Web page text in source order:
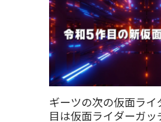
ギーツの次の仮面ラ
目は仮面ライダーガッ